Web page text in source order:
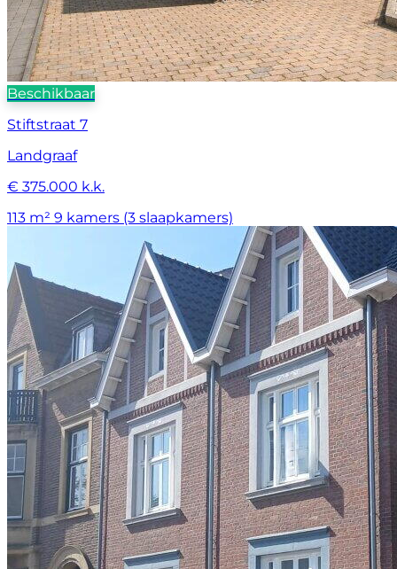
Beschikbaar
Stiftstraat 7
Landgraaf
€ 375.000 k.k.
113 m² 9 kamers (3 slaapkamers)